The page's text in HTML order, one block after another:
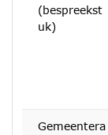
(bespreekst
uk)
Gemeentera